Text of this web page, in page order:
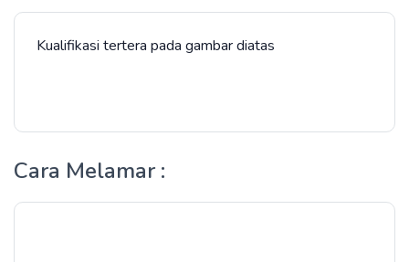
Kualifikasi tertera pada gambar diatas
Cara Melamar :